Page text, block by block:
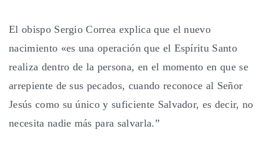
El obispo Sergio Correa explica que el nuevo
nacimiento «es una operación que el Espíritu Santo
realiza dentro de la persona, en el momento en que se
arrepiente de sus pecados, cuando reconoce al Señor
Jesús como su único y suficiente Salvador, es decir, no
necesita nadie más para salvarla.”